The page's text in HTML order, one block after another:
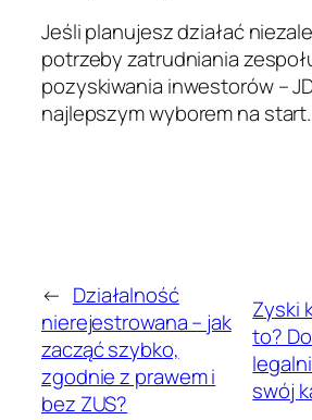
Jeśli planujesz działać
potrzeby zatrudniania
pozyskiwania inwestorów –
najlepszym wyborem na start.
← Działalność
nierejestrowana – jak
zacząć szybko,
zgodnie z prawem i
bez ZUS?
Zyski
to?
swój